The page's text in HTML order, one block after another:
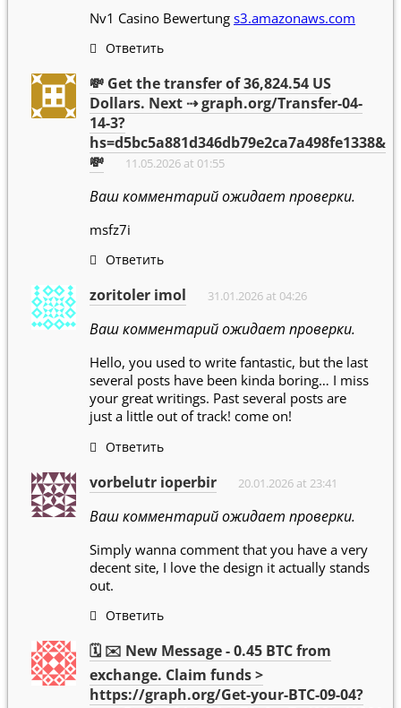
Nv1 Casino Bewertung s3.amazonaws.com
Ответить
💸 Get the transfer of 36,824.54 US
Dollars. Next ⇢ graph.org/Transfer-04-
14-3?
hs=d5bc5a881d346db79e2ca7a498fe1338&
💸
11.05.2026 at 01:55
Ваш комментарий ожидает проверки.
msfz7i
Ответить
zoritoler imol 31.01.2026 at 04:26
Ваш комментарий ожидает проверки.
Hello, you used to write fantastic, but the last
several posts have been kinda boring… I miss
your great writings. Past several posts are
just a little out of track! come on!
Ответить
vorbelutr ioperbir 20.01.2026 at 23:41
Ваш комментарий ожидает проверки.
Simply wanna comment that you have a very
decent site, I love the design it actually stands
out.
Ответить
🗓 ✉️ New Message - 0.45 BTC from
exchange. Claim funds >
https://graph.org/Get-your-BTC-09-04?